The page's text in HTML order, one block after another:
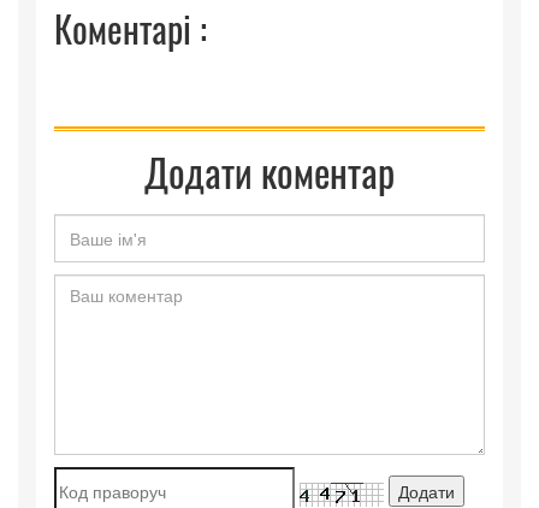
Коментарі :
Додати коментар